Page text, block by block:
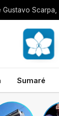
Sumaré